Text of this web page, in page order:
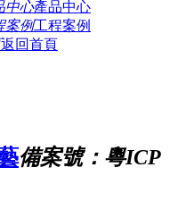
產品中心
工程案例
返回首頁
備案號：粵ICP